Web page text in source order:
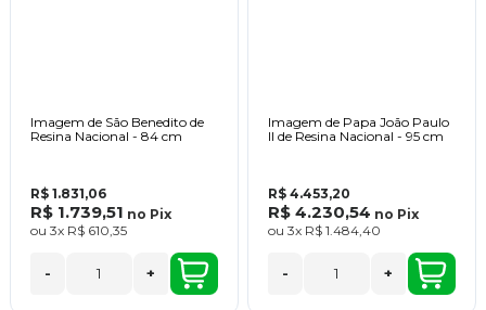
Imagem de São Benedito de
Resina Nacional - 84 cm
R$ 1.831,06
R$ 1.739,51 no Pix
ou 3x R$ 610,35
- +
Imagem de Papa João Paulo
II de Resina Nacional - 95 cm
R$ 4.453,20
R$ 4.230,54 no Pix
ou 3x R$ 1.484,40
- +